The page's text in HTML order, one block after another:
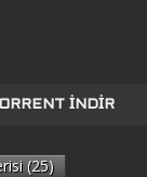
İNDIR
(25)